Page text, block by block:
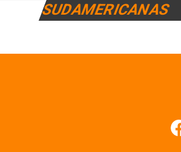
SUDAMERICANAS